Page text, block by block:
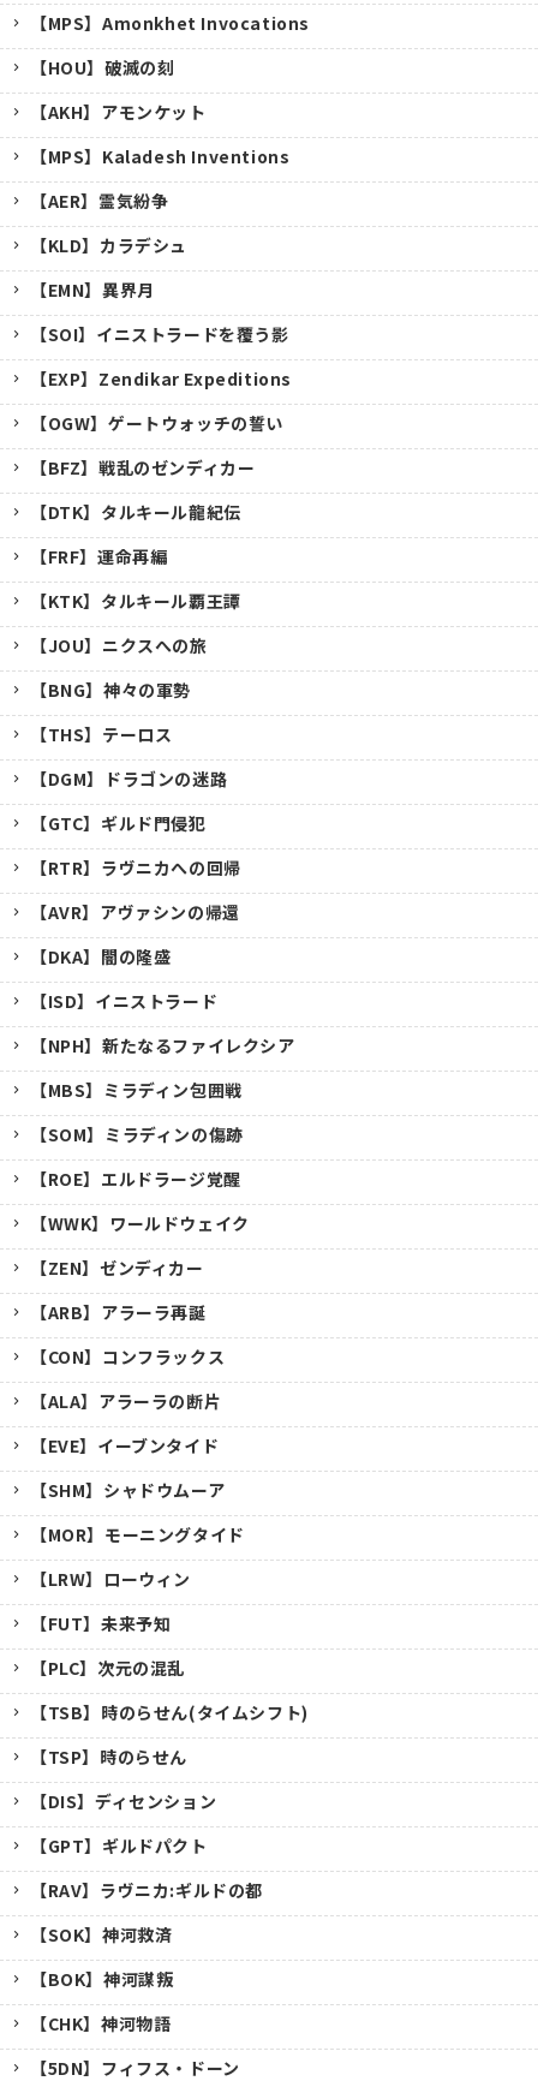
【MPS】Amonkhet Invocations
【HOU】破滅の刻
【AKH】アモンケット
【MPS】Kaladesh Inventions
【AER】霊気紛争
【KLD】カラデシュ
【EMN】異界月
【SOI】イニストラードを覆う影
【EXP】Zendikar Expeditions
【OGW】ゲートウォッチの誓い
【BFZ】戦乱のゼンディカー
【DTK】タルキール龍紀伝
【FRF】運命再編
【KTK】タルキール覇王譚
【JOU】ニクスへの旅
【BNG】神々の軍勢
【THS】テーロス
【DGM】ドラゴンの迷路
【GTC】ギルド門侵犯
【RTR】ラヴニカへの回帰
【AVR】アヴァシンの帰還
【DKA】闇の隆盛
【ISD】イニストラード
【NPH】新たなるファイレクシア
【MBS】ミラディン包囲戦
【SOM】ミラディンの傷跡
【ROE】エルドラージ覚醒
【WWK】ワールドウェイク
【ZEN】ゼンディカー
【ARB】アラーラ再誕
【CON】コンフラックス
【ALA】アラーラの断片
【EVE】イーブンタイド
【SHM】シャドウムーア
【MOR】モーニングタイド
【LRW】ローウィン
【FUT】未来予知
【PLC】次元の混乱
【TSB】時のらせん(タイムシフト)
【TSP】時のらせん
【DIS】ディセンション
【GPT】ギルドパクト
【RAV】ラヴニカ:ギルドの都
【SOK】神河救済
【BOK】神河謀叛
【CHK】神河物語
【5DN】フィフス・ドーン